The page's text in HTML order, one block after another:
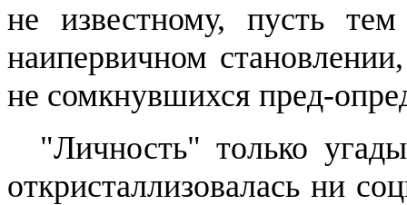
не известному, пусть
наипервичном
не сомкнувшихся пред-
"Личность" только
откристаллизовалась ни